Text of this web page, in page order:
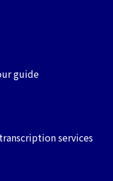
guide
services